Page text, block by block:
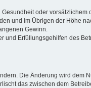
oder vorsätzlichem
und im Übrigen der Höhe
Gewinn.
und Erfüllungsgehilfen des
Die Änderung wird dem
das zwischen dem